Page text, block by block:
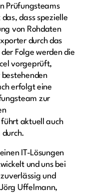
Prüfungsteams
dass spezielle
von Rohdaten
durch das
Folge werden die
vorgeprüft,
erfolgt eine
zur
aktuell auch
durch.
IT-Lösungen
und uns bei
und
Uffelmann,